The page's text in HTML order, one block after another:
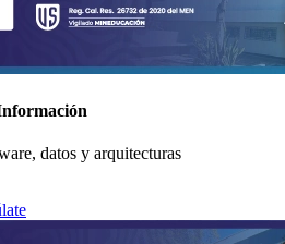
datos y arquitecturas